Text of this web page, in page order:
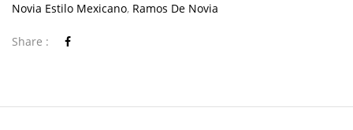
Novia Estilo Mexicano, Ramos De Novia
Share :